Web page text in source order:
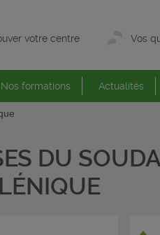
votre centre Vos
Nos formations Actualités
DU